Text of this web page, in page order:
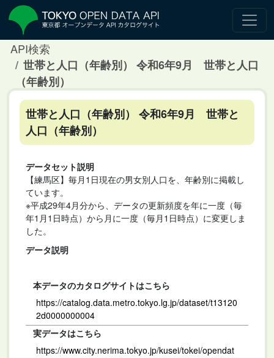
API検索
世帯と人口（年齢別） 令和6年9月 世帯と人口
（年齢別）
世帯と人口（年齢別） 令和6年9月 世帯と
人口（年齢別）
データセット説明
【練馬区】毎月1日現在の男女別人口を、年齢別に掲載し
ています。
※平成29年4月分から、データの更新頻度を年に一度（毎
年1月1日時点）から月に一度（毎月1日時点）に変更しま
した。
データ説明
本データのカタログサイトはこちら
https://catalog.data.metro.tokyo.lg.jp/dataset/t13120
2d0000000004
実データはこちら
https://www.city.nerima.tokyo.jp/kusei/tokei/opendat